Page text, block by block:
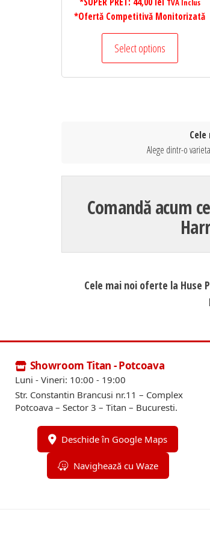
*Ofertă Competitivă Monitorizată
Select options
Alege dintr-o
Comandă acum
Cele mai noi oferte la Huse
Showroom Titan - Potcoava
Luni - Vineri: 10:00 - 19:00
Str. Constantin Brancusi nr.11 – Complex
Potcoava – Sector 3 – Titan – Bucuresti.
Deschide în Google Maps
Navighează cu Waze